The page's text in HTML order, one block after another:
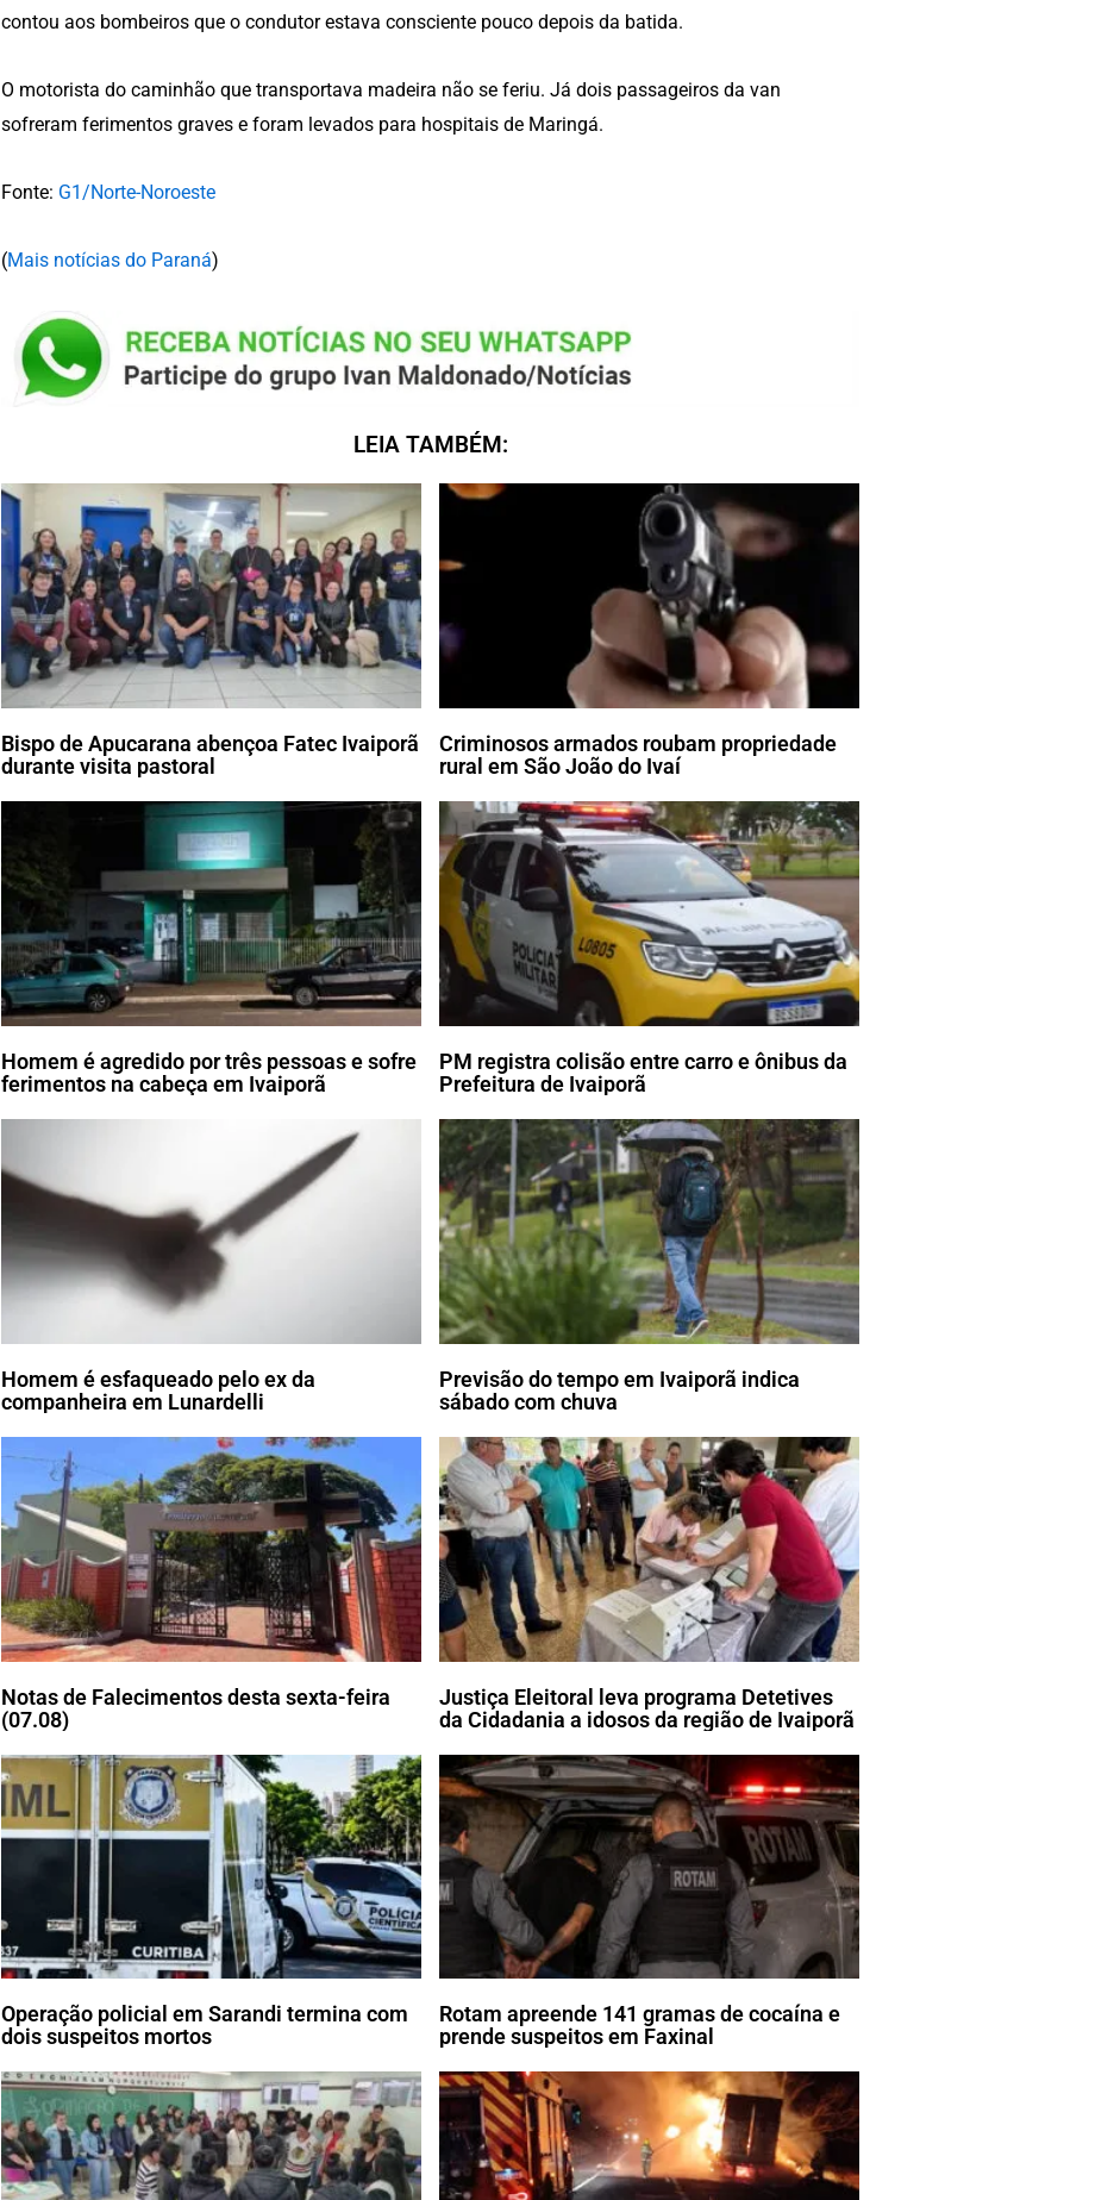
contou aos bombeiros que o condutor estava consciente pouco depois da batida.
O motorista do caminhão que transportava madeira não se feriu. Já dois passageiros da van
sofreram ferimentos graves e foram levados para hospitais de Maringá.
Fonte: G1/Norte-Noroeste
(Mais notícias do Paraná)
LEIA TAMBÉM:
Bispo de Apucarana abençoa Fatec Ivaiporã
durante visita pastoral
Criminosos armados roubam propriedade
rural em São João do Ivaí
Homem é agredido por três pessoas e sofre
ferimentos na cabeça em Ivaiporã
PM registra colisão entre carro e ônibus da
Prefeitura de Ivaiporã
Homem é esfaqueado pelo ex da
companheira em Lunardelli
Previsão do tempo em Ivaiporã indica
sábado com chuva
Notas de Falecimentos desta sexta-feira
(07.08)
Justiça Eleitoral leva programa Detetives
da Cidadania a idosos da região de Ivaiporã
Operação policial em Sarandi termina com
dois suspeitos mortos
Rotam apreende 141 gramas de cocaína e
prende suspeitos em Faxinal